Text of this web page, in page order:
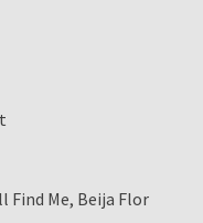
Find Me, Beija Flor